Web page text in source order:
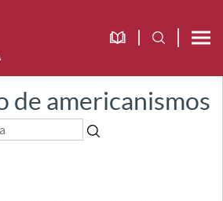
de americanismos